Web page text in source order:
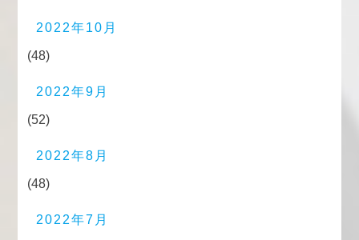
2022年10月
(48)
2022年9月
(52)
2022年8月
(48)
2022年7月